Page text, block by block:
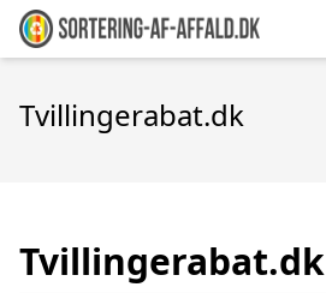
Tvillingerabat.dk
Tvillingerabat.dk